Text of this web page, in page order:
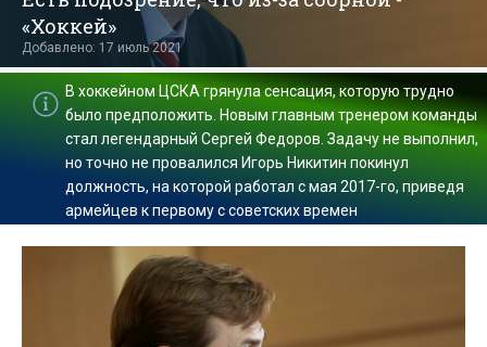
«Хоккей»
Добавлено: 17 июль 2021
В хоккейном ЦСКА грянула сенсация, которую трудно
было предположить. Новым главным тренером команды
стал легендарный Сергей Федоров. Задачу не выполнил,
но точно не провалился Игорь Никитин покинул
должность, на которой работал с мая 2017-го, приведя
армейцев к первому с советских времен